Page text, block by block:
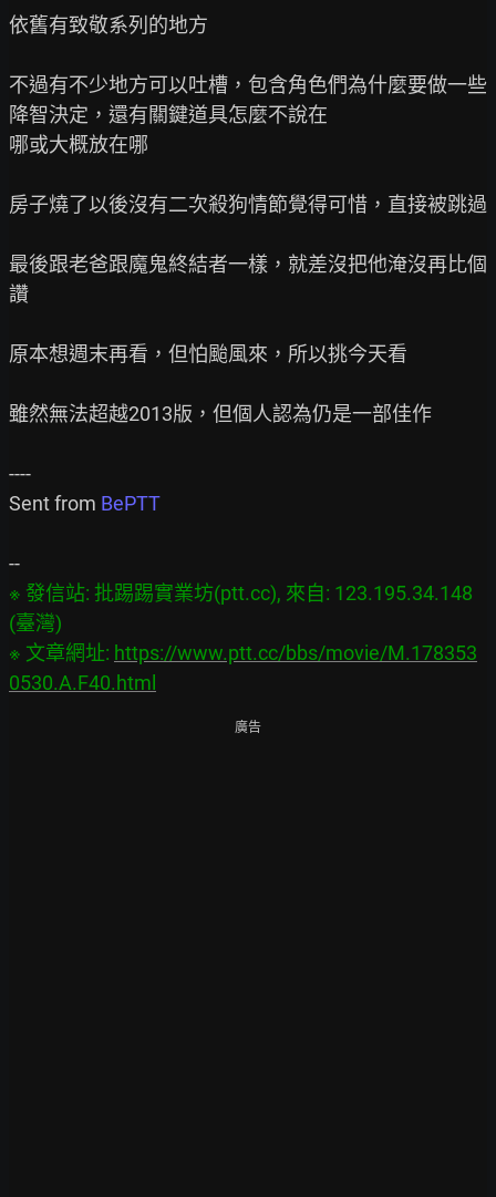
依舊有致敬系列的地方
不過有不少地方可以吐槽，包含角色們為什麼要做一些
降智決定，還有關鍵道具怎麼不說在
哪或大概放在哪
房子燒了以後沒有二次殺狗情節覺得可惜，直接被跳過
最後跟老爸跟魔鬼終結者一樣，就差沒把他淹沒再比個
讚
原本想週末再看，但怕颱風來，所以挑今天看
雖然無法超越2013版，但個人認為仍是一部佳作
----
Sent from BePTT
※ 發信站: 批踢踢實業坊(ptt.cc), 來自: 123.195.34.148
(臺灣)
※ 文章網址: https://www.ptt.cc/bbs/movie/M.178353
0530.A.F40.html
廣告